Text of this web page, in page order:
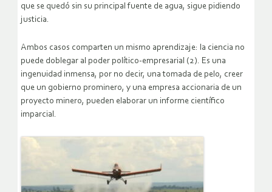
que se quedó sin su principal fuente de agua, sigue pidiendo
justicia.
Ambos casos comparten un mismo aprendizaje: la ciencia no
puede doblegar al poder político-empresarial (2). Es una
ingenuidad inmensa, por no decir, una tomada de pelo, creer
que un gobierno prominero, y una empresa accionaria de un
proyecto minero, pueden elaborar un informe científico
imparcial.